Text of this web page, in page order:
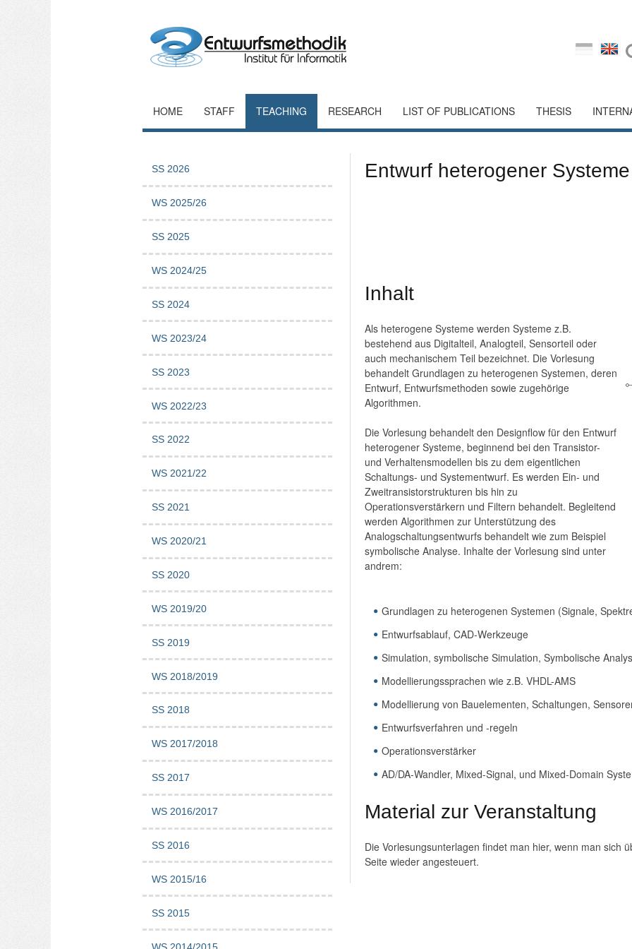
HOME STAFF TEACHING RESEARCH LIST OF PUBLICATIONS THESIS
SS 2026
WS 2025/26
SS 2025
WS 2024/25
SS 2024
WS 2023/24
SS 2023
WS 2022/23
SS 2022
WS 2021/22
SS 2021
WS 2020/21
SS 2020
WS 2019/20
SS 2019
WS 2018/2019
SS 2018
WS 2017/2018
SS 2017
WS 2016/2017
SS 2016
WS 2015/16
SS 2015
WS 2014/2015
Entwurf heterogener Systeme
Inhalt
Als heterogene Systeme werden Systeme z.B.
bestehend aus Digitalteil, Analogteil, Sensorteil oder
auch mechanischem Teil bezeichnet. Die Vorlesung
behandelt Grundlagen zu heterogenen Systemen, deren
Entwurf, Entwurfsmethoden sowie zugehörige
Algorithmen.
Die Vorlesung behandelt den Designflow für den Entwurf
heterogener Systeme, beginnend bei den Transistor-
und Verhaltensmodellen bis zu dem eigentlichen
Schaltungs- und Systementwurf. Es werden Ein- und
Zweitransistorstrukturen bis hin zu
Operationsverstärkern und Filtern behandelt. Begleitend
werden Algorithmen zur Unterstützung des
Analogschaltungsentwurfs behandelt wie zum Beispiel
symbolische Analyse. Inhalte der Vorlesung sind unter
andrem:
Grundlagen zu heterogenen Systemen (Signale,
Entwurfsablauf, CAD-Werkzeuge
Simulation, symbolische Simulation, Symbolische
Modellierungssprachen wie z.B. VHDL-AMS
Modellierung von Bauelementen, Schaltungen,
Entwurfsverfahren und -regeln
Operationsverstärker
AD/DA-Wandler, Mixed-Signal, und Mixed-Domain
Material zur Veranstaltung
Die Vorlesungsunterlagen findet man hier, wenn man sich
Seite wieder angesteuert.